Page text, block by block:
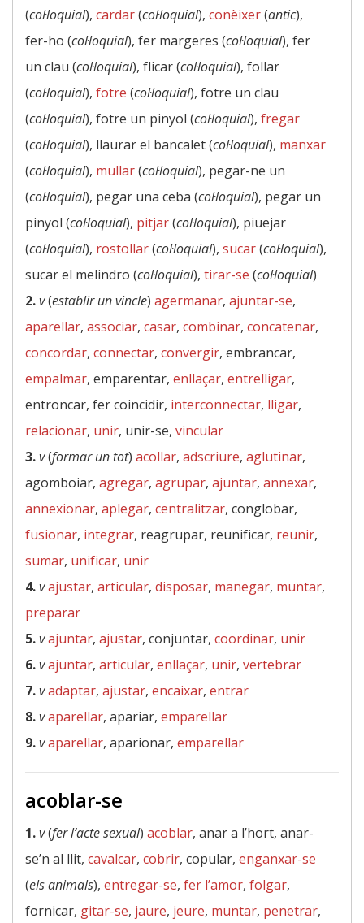
(col·loquial), cardar(col·loquial), conèixer(antic),
fer-ho (col·loquial), fer margeres (col·loquial), fer
un clau (col·loquial), flicar (col·loquial), follar
(col·loquial), fotre (col·loquial), fotre un clau
(col·loquial), fotre un pinyol (col·loquial), fregar
(col·loquial), llaurar el bancalet (col·loquial), manxar
(col·loquial), mullar(col·loquial), pegar-ne un
(col·loquial), pegar una ceba (col·loquial), pegar un
pinyol (col·loquial), pitjar(col·loquial), piuejar
(col·loquial), rostollar(col·loquial), sucar(col·loquial),
sucar el melindro (col·loquial), tirar-se (col·loquial)
2.v(establir un vincle) agermanar, ajuntar-se,
aparellar, associar, casar, combinar, concatenar,
concordar, connectar, convergir, embrancar,
empalmar, emparentar, enllaçar, entrelligar,
entroncar, fer coincidir, interconnectar, lligar,
relacionar, unir, unir-se, vincular
3.v(formar un tot) acollar, adscriure, aglutinar,
agomboiar, agregar, agrupar, ajuntar, annexar,
annexionar, aplegar, centralitzar, conglobar,
fusionar, integrar, reagrupar, reunificar, reunir,
sumar, unificar, unir
4.vajustar, articular, disposar, manegar, muntar,
preparar
5.vajuntar, ajustar, conjuntar, coordinar, unir
6.vajuntar, articular, enllaçar, unir, vertebrar
7.vadaptar, ajustar, encaixar, entrar
8.vaparellar, apariar, emparellar
9.vaparellar, aparionar, emparellar
acoblar-se
1.v(fer l’acte sexual) acoblar, anar a l’hort, anar-
se’n al llit, cavalcar, cobrir, copular, enganxar-se
(els animals), entregar-se, fer l’amor, folgar,
fornicar, gitar-se, jaure, jeure, muntar, penetrar,